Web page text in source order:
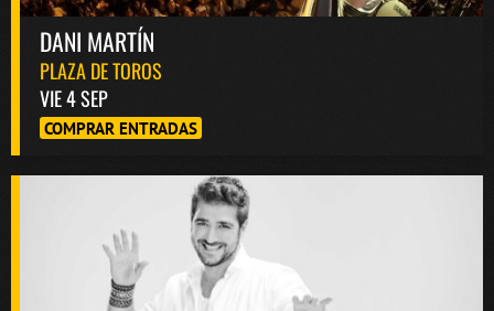
DANI MARTÍN
PLAZA DE TOROS
VIE 4 SEP
COMPRAR ENTRADAS